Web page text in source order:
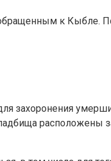
к Кыбле.
захоронения
расположены